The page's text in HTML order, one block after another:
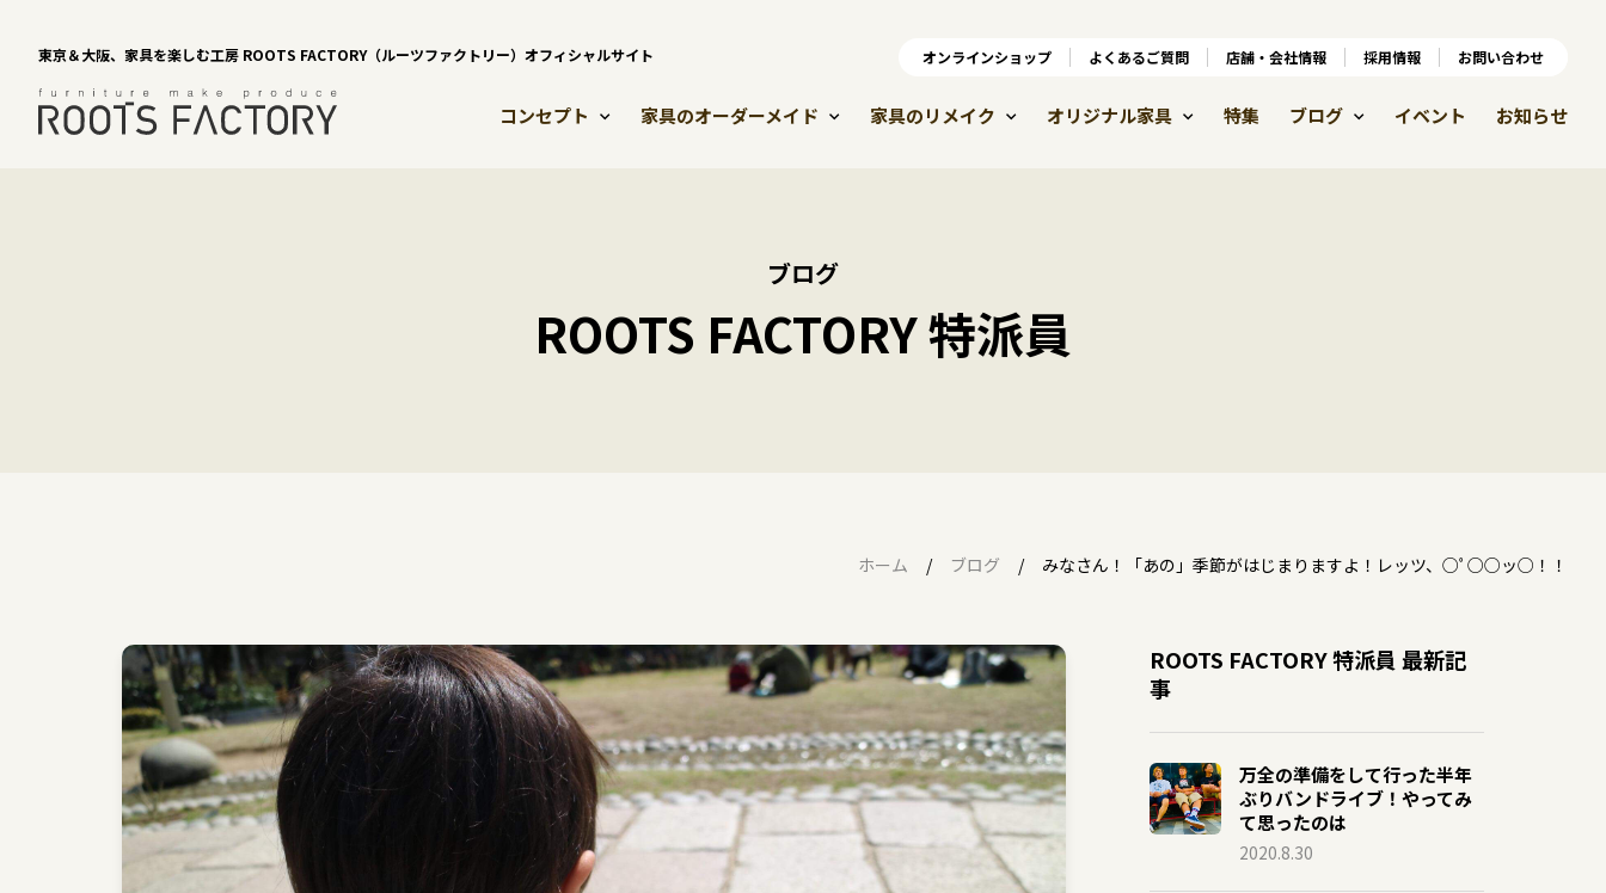
東京＆大阪、家具を楽しむ工房 ROOTS FACTORY（ルーツファクトリー）オフィシャルサイト オンラインショップ よくあるご質問 店舗・会社情報 採用情報
コンセプト 家具のオーダーメイド 家具のリメイク オリジナル家具 特集 ブログ イベント お知らせ
オンラインショップ よくあるご質問 店舗・会社情報 採用情報 お問い合わせ
ブログ
ROOTS FACTORY 特派員
ホーム ブログ みなさん！「あの」季節がはじまりますよ！レッツ、○ﾟ○○ッ○！！
ROOTS FACTORY 特派員 最新記
事
万全の準備をして行った半年
ぶりバンドライブ！やってみ
て思ったのは
2020.8.30